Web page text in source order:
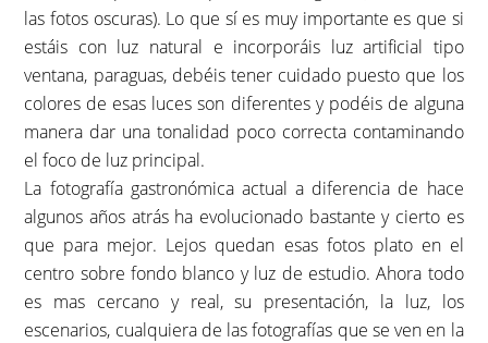
las fotos oscuras). Lo que sí es muy importante es que si
estáis con luz natural e incorporáis luz artificial tipo
ventana, paraguas, debéis tener cuidado puesto que los
colores de esas luces son diferentes y podéis de alguna
manera dar una tonalidad poco correcta contaminando
el foco de luz principal.
La fotografía gastronómica actual a diferencia de hace
algunos años atrás ha evolucionado bastante y cierto es
que para mejor. Lejos quedan esas fotos plato en el
centro sobre fondo blanco y luz de estudio. Ahora todo
es mas cercano y real, su presentación, la luz, los
escenarios, cualquiera de las fotografías que se ven en la